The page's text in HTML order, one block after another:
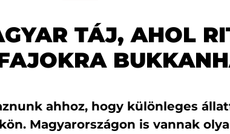
TÁJ, AHOL
ahhoz, hogy különleges
Magyarországon is vannak